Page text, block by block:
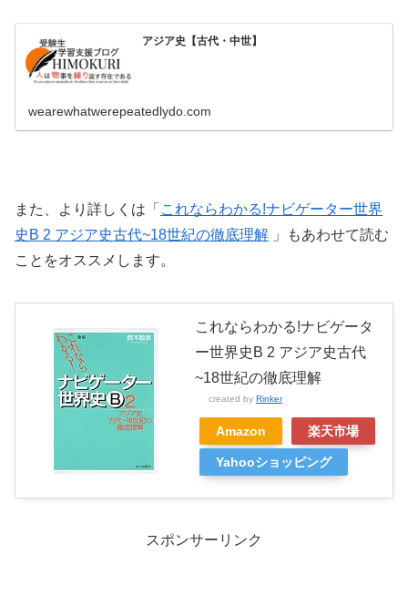
アジア史【古代・中世】
wearewhatwerepeatedlydo.com
また、より詳しくは「 これならわかる!ナビゲーター世界
史B 2 アジア史古代~18世紀の徹底理解 」もあわせて読む
ことをオススメします。
これならわかる!ナビゲータ
ー世界史B 2 アジア史古代
~18世紀の徹底理解
created by Rinker
Amazon 楽天市場
Yahooショッピング
スポンサーリンク